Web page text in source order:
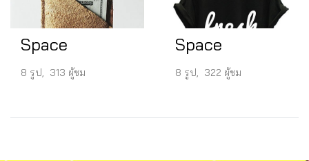
Space
8 รูป, 313 ผู้ชม
Space
8 รูป, 322 ผู้ชม